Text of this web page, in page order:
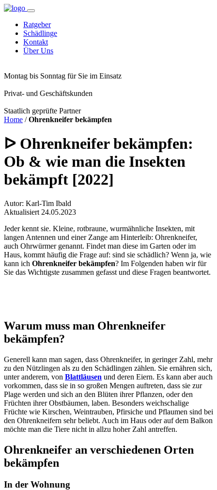
Ratgeber
Schädlinge
Kontakt
Über Uns
Montag bis Sonntag für Sie im Einsatz
Privat- und Geschäftskunden
Staatlich geprüfte Partner
Home /Ohrenkneifer bekämpfen
ᐅ Ohrenkneifer bekämpfen:
Ob & wie man die Insekten
bekämpft [2022]
Autor: Karl-Tim Ibald
Aktualisiert 24.05.2023
Jeder kennt sie. Kleine, rotbraune, wurmähnliche Insekten, mit
langen Antennen und einer Zange am Hinterleib: Ohrenkneifer,
auch Ohrwürmer genannt. Findet man diese im Garten oder im
Haus, kommt häufig die Frage auf: sind sie schädlich? Wenn ja, wie
kann ich Ohrenkneifer bekämpfen? Im Folgenden haben wir für
Sie das Wichtigste zusammen gefasst und diese Fragen beantwortet.
Warum muss man Ohrenkneifer
bekämpfen?
Generell kann man sagen, dass Ohrenkneifer, in geringer Zahl, mehr
zu den Nützlingen als zu den Schädlingen zählen. Sie ernähren sich,
unter anderem, von Blattläusen und deren Eiern. Es kann aber auch
vorkommen, dass sie in so großen Mengen auftreten, dass sie zur
Plage werden und sich an den Blüten ihrer Pflanzen, oder den
Früchten ihrer Obstbäumen, laben. Besonders weichschalige
Früchte wie Kirschen, Weintrauben, Pfirsiche und Pflaumen sind bei
den Ohrenkneifern sehr beliebt. Auch im Haus oder auf dem Balkon
möchte man die Tiere nicht in allzu hoher Zahl antreffen.
Ohrenkneifer an verschiedenen Orten
bekämpfen
In der Wohnung